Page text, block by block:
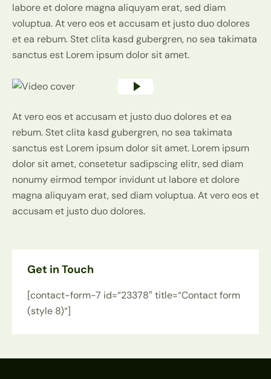
labore et dolore magna aliquyam erat, sed diam
voluptua. At vero eos et accusam et justo duo dolores
et ea rebum. Stet clita kasd gubergren, no sea takimata
sanctus est Lorem ipsum dolor sit amet.
At vero eos et accusam et justo duo dolores et ea
rebum. Stet clita kasd gubergren, no sea takimata
sanctus est Lorem ipsum dolor sit amet. Lorem ipsum
dolor sit amet, consetetur sadipscing elitr, sed diam
nonumy eirmod tempor invidunt ut labore et dolore
magna aliquyam erat, sed diam voluptua. At vero eos et
accusam et justo duo dolores.
Get in Touch
[contact-form-7 id=“23378″ title=“Contact form
(style 8)“]